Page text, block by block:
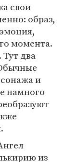
свои
образ,
момента.
Тут два
и
намного
из